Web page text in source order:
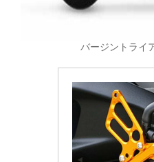
バージントライ